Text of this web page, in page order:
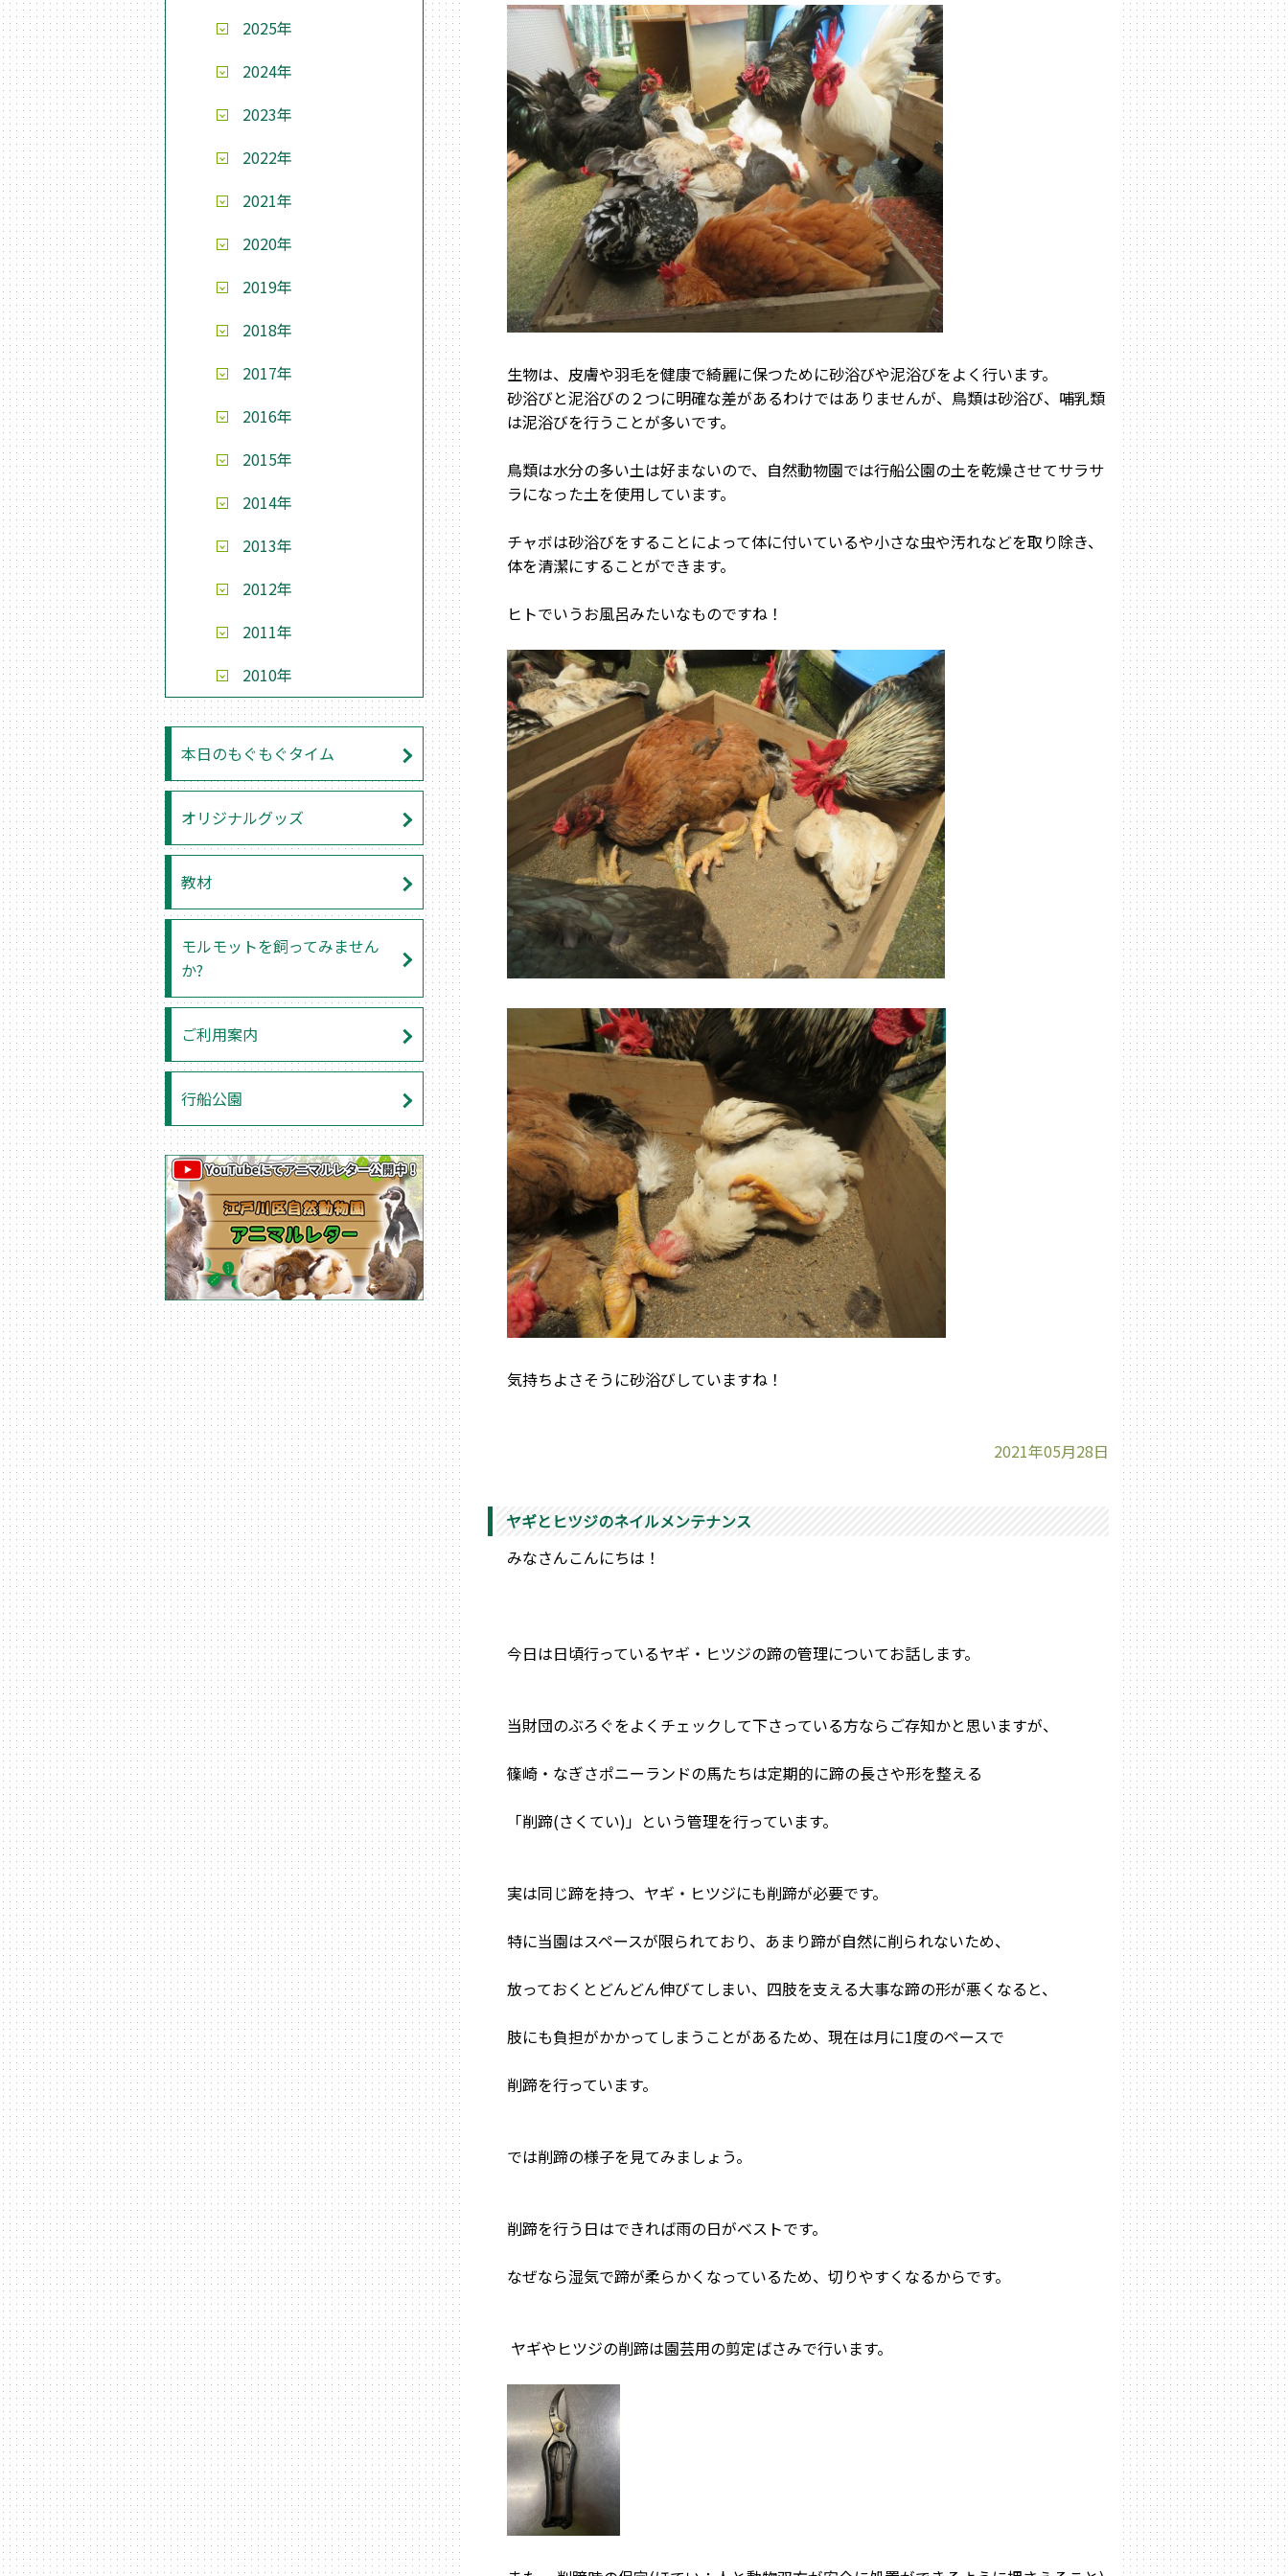
生物は、皮膚や羽毛を健康で綺麗に保つために砂浴びや泥浴びをよく行います。
砂浴びと泥浴びの２つに明確な差があるわけではありませんが、鳥類は砂浴び、哺乳類
は泥浴びを行うことが多いです。
鳥類は水分の多い土は好まないので、自然動物園では行船公園の土を乾燥させてサラサ
ラになった土を使用しています。
チャボは砂浴びをすることによって体に付いているや小さな虫や汚れなどを取り除き、
体を清潔にすることができます。
ヒトでいうお風呂みたいなものですね！
気持ちよさそうに砂浴びしていますね！
2021年05月28日
ヤギとヒツジのネイルメンテナンス
みなさんこんにちは！
今日は日頃行っているヤギ・ヒツジの蹄の管理についてお話します。
当財団のぶろぐをよくチェックして下さっている方ならご存知かと思いますが、
篠崎・なぎさポニーランドの馬たちは定期的に蹄の長さや形を整える
「削蹄(さくてい)」という管理を行っています。
実は同じ蹄を持つ、ヤギ・ヒツジにも削蹄が必要です。
特に当園はスペースが限られており、あまり蹄が自然に削られないため、
放っておくとどんどん伸びてしまい、四肢を支える大事な蹄の形が悪くなると、
肢にも負担がかかってしまうことがあるため、現在は月に1度のペースで
削蹄を行っています。
では削蹄の様子を見てみましょう。
削蹄を行う日はできれば雨の日がベストです。
なぜなら湿気で蹄が柔らかくなっているため、切りやすくなるからです。
ヤギやヒツジの削蹄は園芸用の剪定ばさみで行います。
2025年
2024年
2023年
2022年
2021年
2020年
2019年
2018年
2017年
2016年
2015年
2014年
2013年
2012年
2011年
2010年
本日のもぐもぐタイム
オリジナルグッズ
教材
モルモットを飼ってみません
か?
ご利用案内
行船公園